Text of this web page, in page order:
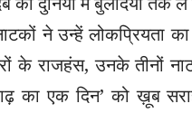
ने उन्हें
राजहंस, उनके तीनों
का एक दिन’ को ख़ूब